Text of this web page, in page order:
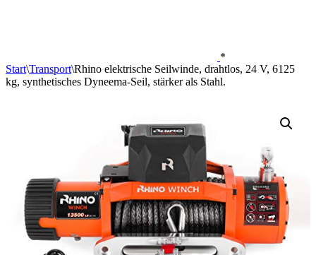
*
Start\Transport\Rhino elektrische Seilwinde, drahtlos, 24 V, 6125
kg, synthetisches Dyneema-Seil, stärker als Stahl.